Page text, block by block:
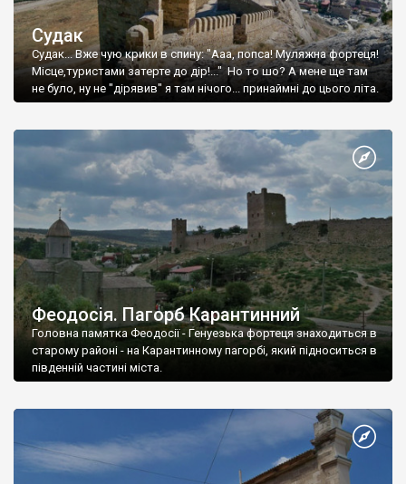
Судак
Судак... Вже чую крики в спину: "Ааа, попса! Муляжна фортеця!
Місце,туристами затерте до дір!..." Но то шо? А мене ще там
не було, ну не "дірявив" я там нічого... принаймні до цього літа.
Феодосія. Пагорб Карантинний
Головна памятка Феодосії - Генуезька фортеця знаходиться в
старому районі - на Карантинному пагорбі, який підноситься в
південній частині міста.